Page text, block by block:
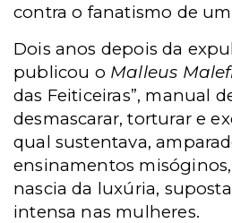
contra o fanatismo de
Dois anos depois da
publicou o Malleus
das Feiticeiras”, manual
desmascarar, torturar e
qual sustentava,
ensinamentos
nascia da luxúria,
intensa nas mulheres.